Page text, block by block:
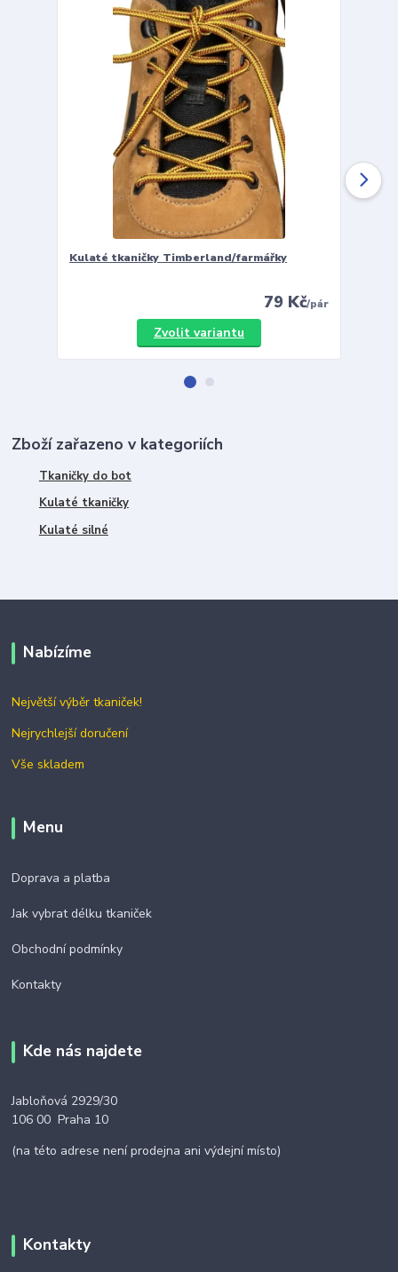
Kulaté tkaničky Timberland/farmářky
79 Kč/pár
Zvolit variantu
Zboží zařazeno v kategoriích
Tkaničky do bot
Kulaté tkaničky
Kulaté silné
Nabízíme
Největší výběr tkaniček!
Nejrychlejší doručení
Vše skladem
Menu
Doprava a platba
Jak vybrat délku tkaniček
Obchodní podmínky
Kontakty
Kde nás najdete
Jabloňová 2929/30
106 00 Praha 10
(na této adrese není prodejna ani výdejní místo)
Kontakty